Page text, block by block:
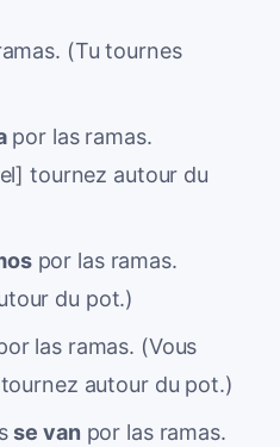
(Tu tournes
por las ramas.
tournez autour du
por las ramas.
du pot.)
las ramas. (Vous
autour du pot.)
se van por las ramas.